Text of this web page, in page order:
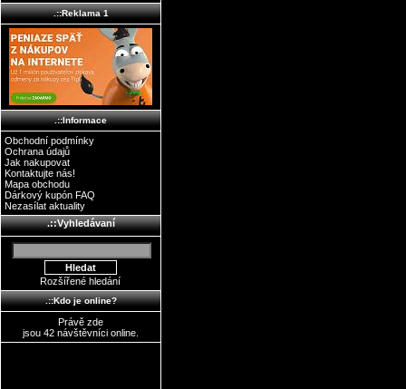
.::Reklama 1
.::Informace
Obchodní podmínky
Ochrana údajů
Jak nakupovat
Kontaktujte nás!
Mapa obchodu
Dárkový kupón FAQ
Nezasílat aktuality
.::Vyhledávaní
Rozšířené hledání
.::Kdo je online?
Právě zde
jsou 42 návštěvníci online.